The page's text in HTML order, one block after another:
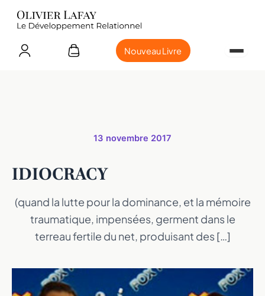
Nouveau Livre
13 novembre 2017
IDIOCRACY
(quand la lutte pour la dominance, et la mémoire
traumatique, impensées, germent dans le
terreau fertile du net, produisant des […]